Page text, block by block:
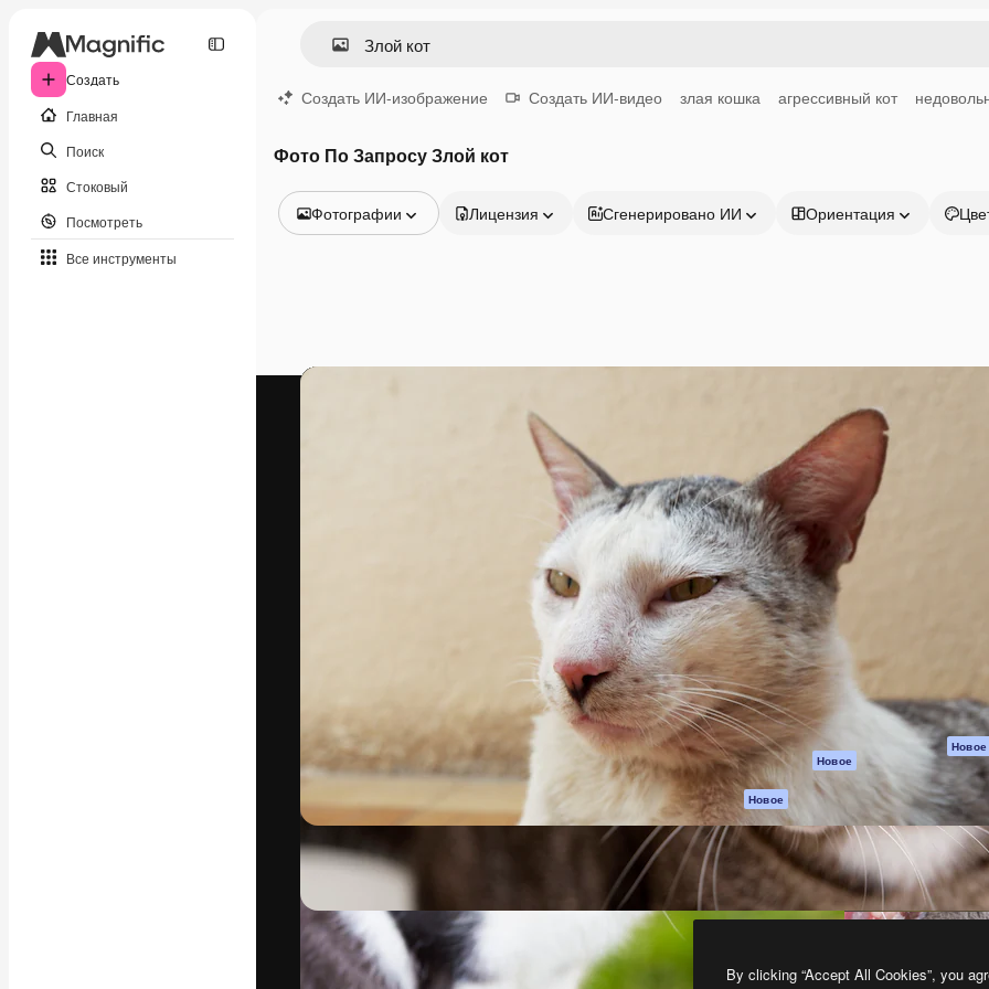
Создать
Главная
Поиск
Стоковый
Посмотреть
Все инструменты
Создать ИИ-изображение Создать ИИ-видео злая кошка агрессивный кот
Фото По Запросу Злой кот
Фотографии
Видео
Лицензия Сгенерировано ИИ Ориентация
Креативная платформа для создания
ваших лучших работ. Более 1 миллиона
подписчиков среди креаторов,
предприятий, агентств и студий.
Продукция
Spaces
ИИ-помощник
Генератор
изображений ИИ
Генератор видео
ИИ
Генератор голоса
на основе ИИ
Стоковый контент
MCP для
Claude/ChatGPT
Новое
Агенты Новое
API
Мобильное
приложение
Все инструменты
Magnific
Начать
Academy
положения
Политика
Оригиналы
Новое
Политика
cookie
Центр доверия
Партнеры
Предприятие
By clicking “Accept All Cookies”, you